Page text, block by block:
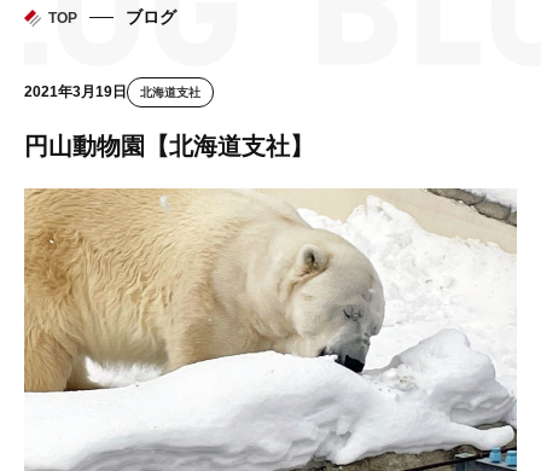
イン
TOP ブログ
2021年3月19日 北海道支社
円山動物園【北海道支社】